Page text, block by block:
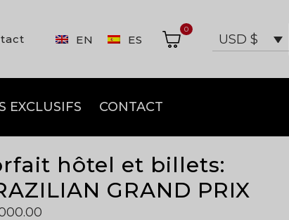
EN ES
0
USD $
EXCLUSIFS CONTACT
hôtel et billets:
GRAND PRIX